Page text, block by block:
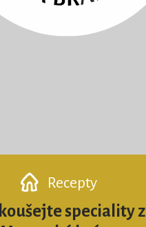
Recepty
speciality z